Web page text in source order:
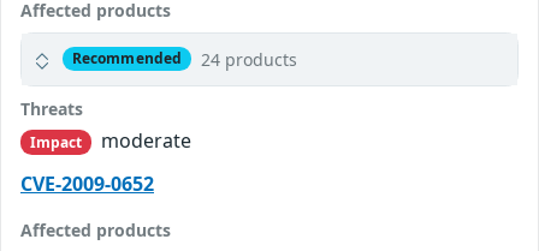
Affected products
Recommended 24 products
Threats
Impact
moderate
CVE-2009-0652
Affected products